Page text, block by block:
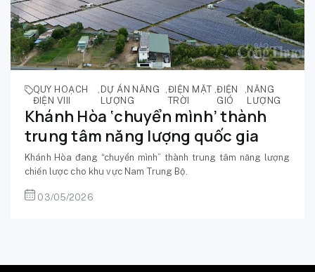
QUY HOẠCH
ĐIỆN VIII
, DỰ ÁN NĂNG
LƯỢNG
,ĐIỆN MẶT
TRỜI
,ĐIỆN
GIÓ
, NĂNG
LƯỢNG
Khánh Hòa ‘chuyển mình’ thành
trung tâm năng lượng quốc gia
Khánh Hòa đang “chuyển mình” thành trung tâm năng lượng
chiến lược cho khu vực Nam Trung Bộ.
03/05/2026